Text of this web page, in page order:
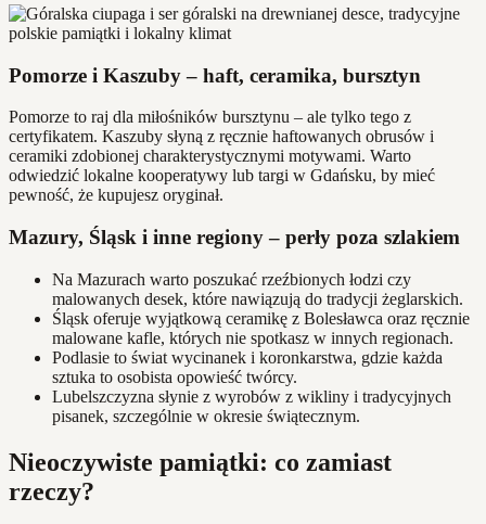
Pomorze i Kaszuby – haft, ceramika, bursztyn
Pomorze to raj dla miłośników bursztynu – ale tylko tego z
certyfikatem. Kaszuby słyną z ręcznie haftowanych obrusów i
ceramiki zdobionej charakterystycznymi motywami. Warto
odwiedzić lokalne kooperatywy lub targi w Gdańsku, by mieć
pewność, że kupujesz oryginał.
Mazury, Śląsk i inne regiony – perły poza szlakiem
Na Mazurach warto poszukać rzeźbionych łodzi czy
malowanych desek, które nawiązują do tradycji żeglarskich.
Śląsk oferuje wyjątkową ceramikę z Bolesławca oraz ręcznie
malowane kafle, których nie spotkasz w innych regionach.
Podlasie to świat wycinanek i koronkarstwa, gdzie każda
sztuka to osobista opowieść twórcy.
Lubelszczyzna słynie z wyrobów z wikliny i tradycyjnych
pisanek, szczególnie w okresie świątecznym.
Nieoczywiste pamiątki: co zamiast
rzeczy?